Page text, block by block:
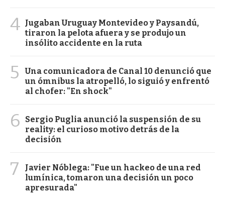
4 Jugaban Uruguay Montevideo y Paysandú,
tiraron la pelota afuera y se produjo un
insólito accidente en la ruta
5
Una comunicadora de Canal 10 denunció que
un ómnibus la atropelló, lo siguió y enfrentó
al chofer: "En shock"
6
Sergio Puglia anunció la suspensión de su
reality: el curioso motivo detrás de la
decisión
7
Javier Nóblega: "Fue un hackeo de una red
lumínica, tomaron una decisión un poco
apresurada"